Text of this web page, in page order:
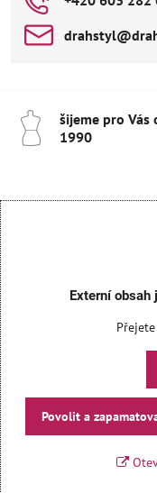
šijeme pro Vás
1990
Externí
Povolit a